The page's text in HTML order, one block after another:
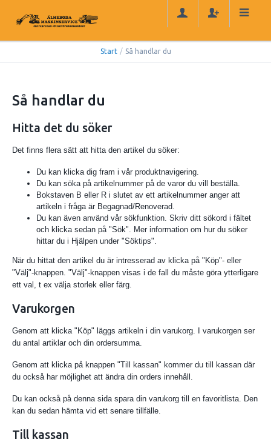
Start / Så handlar du
Så handlar du
Hitta det du söker
Det finns flera sätt att hitta den artikel du söker:
Du kan klicka dig fram i vår produktnavigering.
Du kan söka på artikelnummer på de varor du vill beställa.
Bokstaven B eller R i slutet av ett artikelnummer anger att
artikeln i fråga är Begagnad/Renoverad.
Du kan även använd vår sökfunktion. Skriv ditt sökord i fältet
och klicka sedan på "Sök". Mer information om hur du söker
hittar du i Hjälpen under "Söktips".
När du hittat den artikel du är intresserad av klicka på "Köp"- eller
"Välj"-knappen. "Välj"-knappen visas i de fall du måste göra ytterligare
ett val, t ex välja storlek eller färg.
Varukorgen
Genom att klicka "Köp" läggs artikeln i din varukorg. I varukorgen ser
du antal artiklar och din ordersumma.
Genom att klicka på knappen "Till kassan" kommer du till kassan där
du också har möjlighet att ändra din orders innehåll.
Du kan också på denna sida spara din varukorg till en favoritlista. Den
kan du sedan hämta vid ett senare tillfälle.
Till kassan